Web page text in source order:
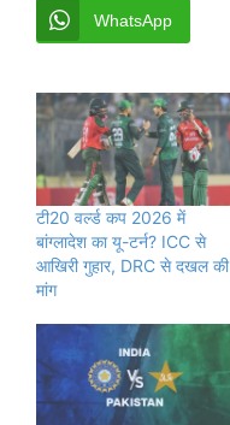
WhatsApp
टी20 वर्ल्ड कप 2026 में
बांग्लादेश का यू-टर्न? ICC से
आखिरी गुहार, DRC से दखल की
मांग